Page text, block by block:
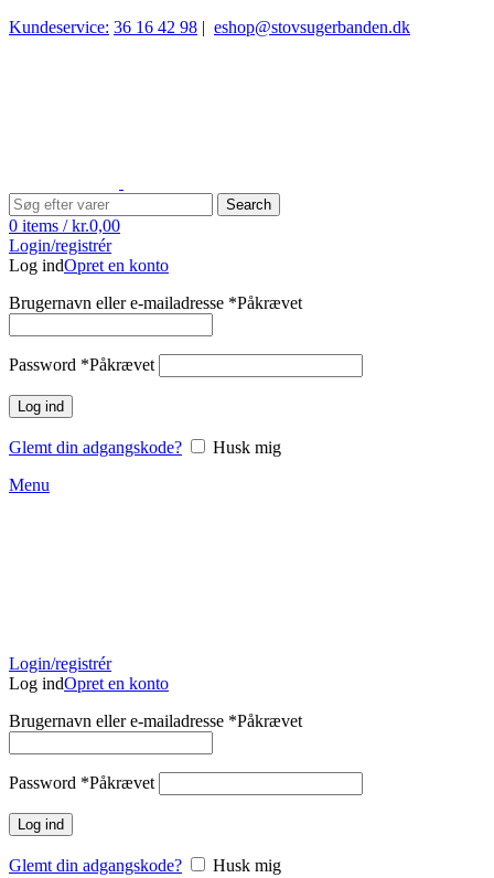
Kundeservice: 36 16 42 98 | eshop@stovsugerbanden.dk
Search
0 items / kr.0,00
Login/registrér
Log indOpret en konto
Brugernavn eller e-mailadresse *Påkrævet
Password *Påkrævet
Log ind
Glemt din adgangskode?
Husk mig
Menu
Login/registrér
Log indOpret en konto
Brugernavn eller e-mailadresse *Påkrævet
Password *Påkrævet
Log ind
Glemt din adgangskode?
Husk mig